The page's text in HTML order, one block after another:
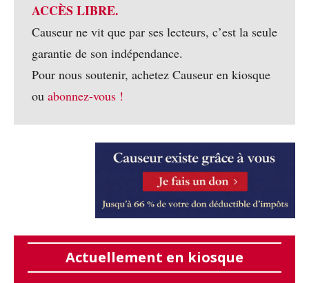
ACCÈS LIBRE.
Causeur ne vit que par ses lecteurs, c’est la seule
garantie de son indépendance.
Pour nous soutenir, achetez Causeur en kiosque
ou abonnez-vous !
Actuellement en kiosque